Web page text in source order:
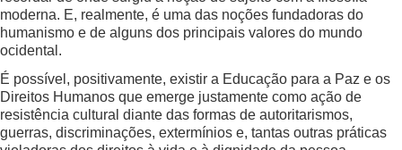
moderna. E, realmente, é uma das noções fundadoras do
humanismo e de alguns dos principais valores do mundo
ocidental.
É possível, positivamente, existir a Educação para a Paz e os
Direitos Humanos que emerge justamente como ação de
resistência cultural diante das formas de autoritarismos,
guerras, discriminações, extermínios e, tantas outras práticas